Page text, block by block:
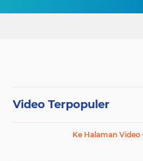
Video Terpopuler
Ke Halaman Video